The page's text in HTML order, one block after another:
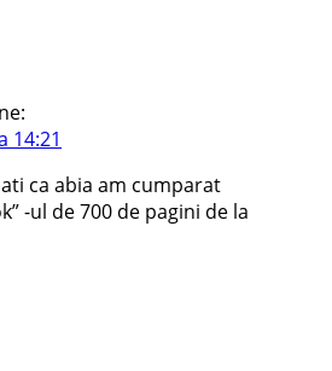
14:21
ca abia am cumparat
-ul de 700 de pagini de la